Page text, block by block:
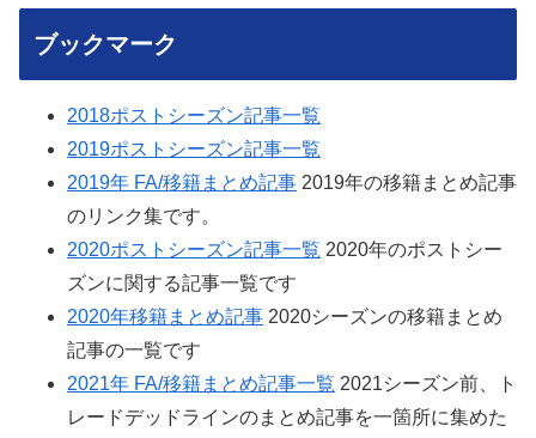
ブックマーク
2018ポストシーズン記事一覧
2019ポストシーズン記事一覧
2019年 FA/移籍まとめ記事 2019年の移籍まとめ記事
のリンク集です。
2020ポストシーズン記事一覧 2020年のポストシー
ズンに関する記事一覧です
2020年移籍まとめ記事 2020シーズンの移籍まとめ
記事の一覧です
2021年 FA/移籍まとめ記事一覧 2021シーズン前、ト
レードデッドラインのまとめ記事を一箇所に集めた